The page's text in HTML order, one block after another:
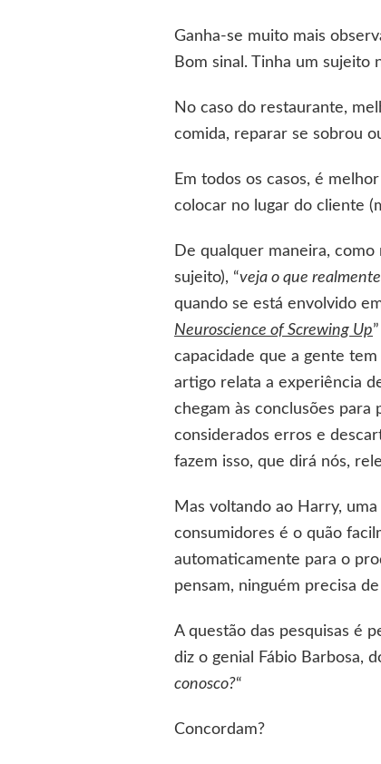
Ganha-se muito mais
Bom sinal. Tinha um
No caso do restaurante,
comida, reparar se sobrou
Em todos os casos, é
colocar no lugar do cliente
De qualquer maneira,
sujeito), “veja o que
quando se está envolvido
Neuroscience of Screwing Up
capacidade que a gente
artigo relata a experiência
chegam às conclusões para
considerados erros e
fazem isso, que dirá nós,
Mas voltando ao Harry,
consumidores é o quão
automaticamente para o
pensam, ninguém precisa
A questão das pesquisas é
diz o genial Fábio Barbosa,
conosco?“
Concordam?